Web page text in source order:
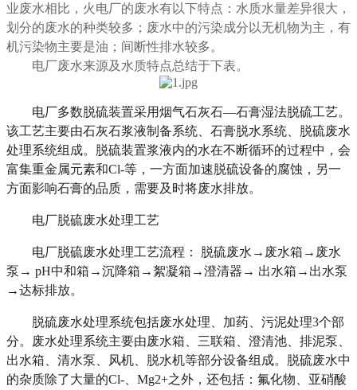
业废水相比，火电厂的废水有以下特点：水质水量差异很大，
划分的废水的种类较多；废水中的污染成分以无机物为主，有
机污染物主要是油；间断性排水较多。
电厂废水来源及水质特点总结于下表。
电厂多数脱硫装置采用烟气石灰石—石膏湿法脱硫工艺。
该工艺主要由石灰石浆液制备系统、石膏脱水系统、脱硫废水
处理系统组成。脱硫装置浆液内的水在不断循环的过程中，会
富集重金属元素和Cl-等，一方面加速脱硫设备的腐蚀，另一
方面影响石膏的品质，需要及时将废水排放。
电厂脱硫废水处理工艺
电厂脱硫废水处理工艺流程： 脱硫废水→废水箱→废水
泵→ pH中和箱→沉降箱→絮凝箱→澄清器→ 出水箱→出水泵
→达标排放。
脱硫废水处理系统包括废水处理、加药、污泥处理3个部
分。废水处理系统主要由废水箱、三联箱、澄清池、排泥泵、
出水箱、清水泵、风机、脱水机等部分设备组成。脱硫废水中
的杂质除了大量的Cl-、Mg2+之外，还包括：氟化物、亚硝酸